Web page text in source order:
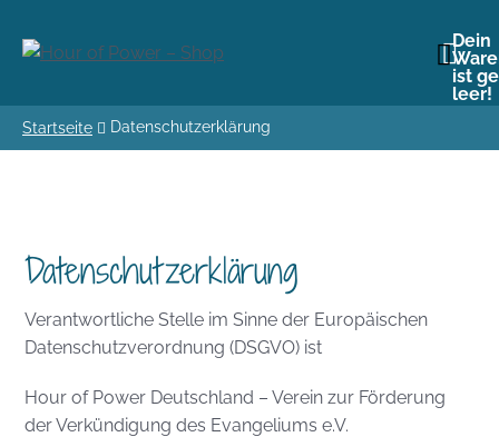
Dein
ist
leer!
Startseite Datenschutzerklärung
Datenschutzerklärung
Verantwortliche Stelle im Sinne der Europäischen
Datenschutzverordnung (DSGVO) ist
Hour of Power Deutschland – Verein zur Förderung
der Verkündigung des Evangeliums e.V.